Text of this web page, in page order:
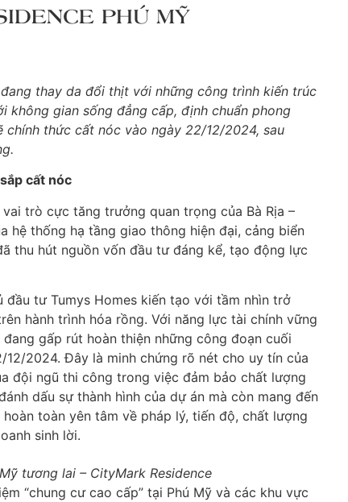
PHÚ MỸ
thay da đổi thịt với những công trình kiến trúc
không gian sống đẳng cấp, định chuẩn phong
thức cất nóc vào ngày 22/12/2024, sau
cất nóc
trò cực tăng trưởng quan trọng của Bà Rịa –
hệ thống hạ tầng giao thông hiện đại, cảng biển
thu hút nguồn vốn đầu tư đáng kể, tạo động lực
tư Tumys Homes kiến tạo với tầm nhìn trở
hành trình hóa rồng. Với năng lực tài chính vững
gấp rút hoàn thiện những công đoạn cuối
2024. Đây là minh chứng rõ nét cho uy tín của
đội ngũ thi công trong việc đảm bảo chất lượng
dấu sự thành hình của dự án mà còn mang đến
toàn yên tâm về pháp lý, tiến độ, chất lượng
sinh lời.
tương lai – CityMark Residence
“chung cư cao cấp” tại Phú Mỹ và các khu vực